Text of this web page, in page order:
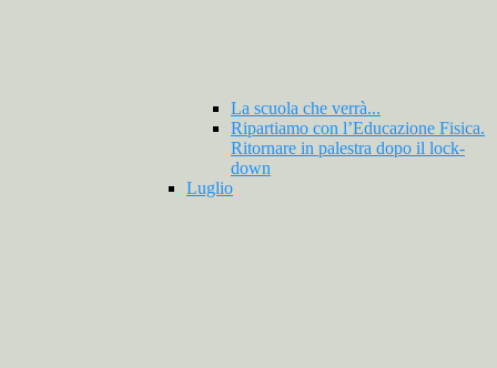
La scuola che verrà...
Ripartiamo con l’Educazione Fisica.
Ritornare in palestra dopo il lock-
down
Luglio